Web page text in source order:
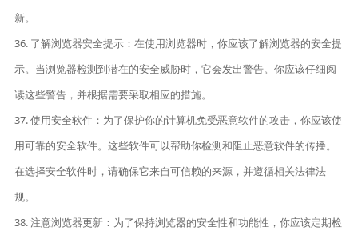
新。
36. 了解浏览器安全提示：在使用浏览器时，你应该了解浏览器的安全提
示。当浏览器检测到潜在的安全威胁时，它会发出警告。你应该仔细阅
读这些警告，并根据需要采取相应的措施。
37. 使用安全软件：为了保护你的计算机免受恶意软件的攻击，你应该使
用可靠的安全软件。这些软件可以帮助你检测和阻止恶意软件的传播。
在选择安全软件时，请确保它来自可信赖的来源，并遵循相关法律法
规。
38. 注意浏览器更新：为了保持浏览器的安全性和功能性，你应该定期检